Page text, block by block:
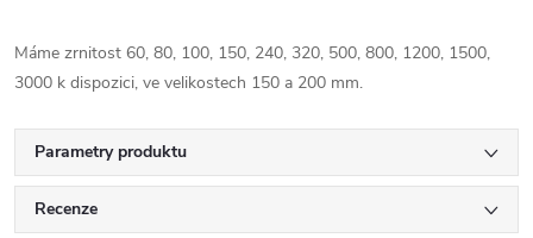
Máme zrnitost 60, 80, 100, 150, 240, 320, 500, 800, 1200, 1500,
3000 k dispozici, ve velikostech 150 a 200 mm.
Parametry produktu
Recenze